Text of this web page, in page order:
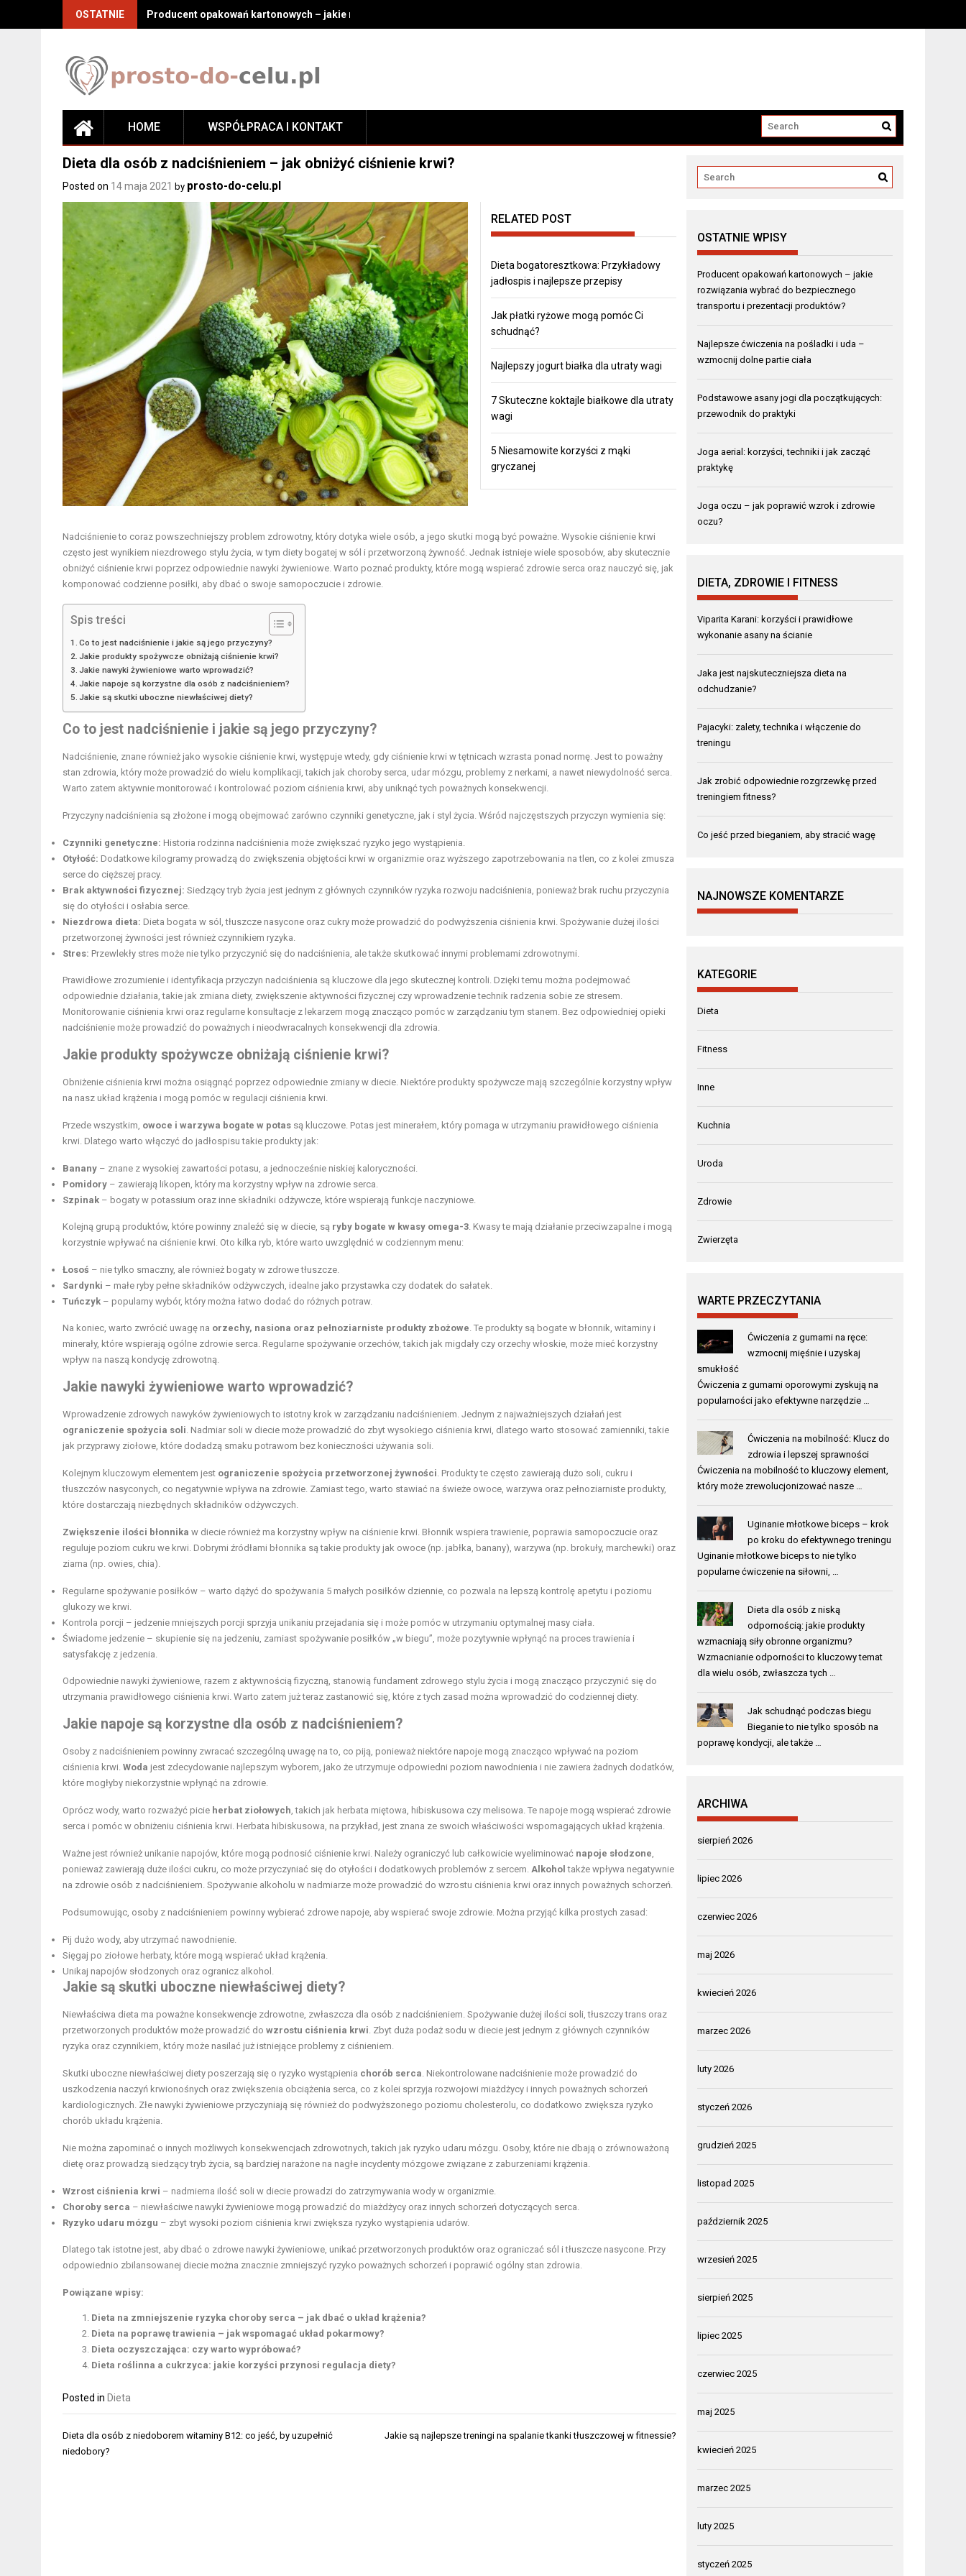
OSTATNIE Producent opakowań kartonowych – jakie rozwiązania wybrać do bezpiecznego transportu i prezentacji produktów?
HOME WSPÓŁPRACA I KONTAKT
Dieta dla osób z nadciśnieniem – jak obniżyć ciśnienie krwi?
Posted on 14 maja 2021 by prosto-do-celu.pl
RELATED POST
Dieta bogatoresztkowa: Przykładowy
jadłospis i najlepsze przepisy
Jak płatki ryżowe mogą pomóc Ci
schudnąć?
Najlepszy jogurt białka dla utraty wagi
7 Skuteczne koktajle białkowe dla utraty
wagi
5 Niesamowite korzyści z mąki
gryczanej
Nadciśnienie to coraz powszechniejszy problem zdrowotny, który dotyka wiele osób, a jego skutki mogą być poważne. Wysokie ciśnienie krwi
często jest wynikiem niezdrowego stylu życia, w tym diety bogatej w sól i przetworzoną żywność. Jednak istnieje wiele sposobów, aby skutecznie
obniżyć ciśnienie krwi poprzez odpowiednie nawyki żywieniowe. Warto poznać produkty, które mogą wspierać zdrowie serca oraz nauczyć się, jak
komponować codzienne posiłki, aby dbać o swoje samopoczucie i zdrowie.
Spis treści
Co to jest nadciśnienie i jakie są jego przyczyny?
Jakie produkty spożywcze obniżają ciśnienie krwi?
Jakie nawyki żywieniowe warto wprowadzić?
Jakie napoje są korzystne dla osób z nadciśnieniem?
Jakie są skutki uboczne niewłaściwej diety?
Co to jest nadciśnienie i jakie są jego przyczyny?
Nadciśnienie, znane również jako wysokie ciśnienie krwi, występuje wtedy, gdy ciśnienie krwi w tętnicach wzrasta ponad normę. Jest to poważny
stan zdrowia, który może prowadzić do wielu komplikacji, takich jak choroby serca, udar mózgu, problemy z nerkami, a nawet niewydolność serca.
Warto zatem aktywnie monitorować i kontrolować poziom ciśnienia krwi, aby uniknąć tych poważnych konsekwencji.
Przyczyny nadciśnienia są złożone i mogą obejmować zarówno czynniki genetyczne, jak i styl życia. Wśród najczęstszych przyczyn wymienia się:
Czynniki genetyczne: Historia rodzinna nadciśnienia może zwiększać ryzyko jego wystąpienia.
Otyłość: Dodatkowe kilogramy prowadzą do zwiększenia objętości krwi w organizmie oraz wyższego zapotrzebowania na tlen, co z kolei zmusza
serce do cięższej pracy.
Brak aktywności fizycznej: Siedzący tryb życia jest jednym z głównych czynników ryzyka rozwoju nadciśnienia, ponieważ brak ruchu przyczynia
się do otyłości i osłabia serce.
Niezdrowa dieta: Dieta bogata w sól, tłuszcze nasycone oraz cukry może prowadzić do podwyższenia ciśnienia krwi. Spożywanie dużej ilości
przetworzonej żywności jest również czynnikiem ryzyka.
Stres: Przewlekły stres może nie tylko przyczynić się do nadciśnienia, ale także skutkować innymi problemami zdrowotnymi.
Prawidłowe zrozumienie i identyfikacja przyczyn nadciśnienia są kluczowe dla jego skutecznej kontroli. Dzięki temu można podejmować
odpowiednie działania, takie jak zmiana diety, zwiększenie aktywności fizycznej czy wprowadzenie technik radzenia sobie ze stresem.
Monitorowanie ciśnienia krwi oraz regularne konsultacje z lekarzem mogą znacząco pomóc w zarządzaniu tym stanem. Bez odpowiedniej opieki
nadciśnienie może prowadzić do poważnych i nieodwracalnych konsekwencji dla zdrowia.
Jakie produkty spożywcze obniżają ciśnienie krwi?
Obniżenie ciśnienia krwi można osiągnąć poprzez odpowiednie zmiany w diecie. Niektóre produkty spożywcze mają szczególnie korzystny wpływ
na nasz układ krążenia i mogą pomóc w regulacji ciśnienia krwi.
Przede wszystkim, owoce i warzywa bogate w potas są kluczowe. Potas jest minerałem, który pomaga w utrzymaniu prawidłowego ciśnienia
krwi. Dlatego warto włączyć do jadłospisu takie produkty jak:
Banany – znane z wysokiej zawartości potasu, a jednocześnie niskiej kaloryczności.
Pomidory – zawierają likopen, który ma korzystny wpływ na zdrowie serca.
Szpinak – bogaty w potassium oraz inne składniki odżywcze, które wspierają funkcje naczyniowe.
Kolejną grupą produktów, które powinny znaleźć się w diecie, są ryby bogate w kwasy omega-3 . Kwasy te mają działanie przeciwzapalne i mogą
korzystnie wpływać na ciśnienie krwi. Oto kilka ryb, które warto uwzględnić w codziennym menu:
Łosoś – nie tylko smaczny, ale również bogaty w zdrowe tłuszcze.
Sardynki – małe ryby pełne składników odżywczych, idealne jako przystawka czy dodatek do sałatek.
Tuńczyk – popularny wybór, który można łatwo dodać do różnych potraw.
Na koniec, warto zwrócić uwagę na orzechy, nasiona oraz pełnoziarniste produkty zbożowe . Te produkty są bogate w błonnik, witaminy i
minerały, które wspierają ogólne zdrowie serca. Regularne spożywanie orzechów, takich jak migdały czy orzechy włoskie, może mieć korzystny
wpływ na naszą kondycję zdrowotną.
Jakie nawyki żywieniowe warto wprowadzić?
Wprowadzenie zdrowych nawyków żywieniowych to istotny krok w zarządzaniu nadciśnieniem. Jednym z najważniejszych działań jest
ograniczenie spożycia soli . Nadmiar soli w diecie może prowadzić do zbyt wysokiego ciśnienia krwi, dlatego warto stosować zamienniki, takie
jak przyprawy ziołowe, które dodadzą smaku potrawom bez konieczności używania soli.
Kolejnym kluczowym elementem jest ograniczenie spożycia przetworzonej żywności . Produkty te często zawierają dużo soli, cukru i
tłuszczów nasyconych, co negatywnie wpływa na zdrowie. Zamiast tego, warto stawiać na świeże owoce, warzywa oraz pełnoziarniste produkty,
które dostarczają niezbędnych składników odżywczych.
Zwiększenie ilości błonnika w diecie również ma korzystny wpływ na ciśnienie krwi. Błonnik wspiera trawienie, poprawia samopoczucie oraz
reguluje poziom cukru we krwi. Dobrymi źródłami błonnika są takie produkty jak owoce (np. jabłka, banany), warzywa (np. brokuły, marchewki) oraz
ziarna (np. owies, chia).
Regularne spożywanie posiłków – warto dążyć do spożywania 5 małych posiłków dziennie, co pozwala na lepszą kontrolę apetytu i poziomu
glukozy we krwi.
Kontrola porcji – jedzenie mniejszych porcji sprzyja unikaniu przejadania się i może pomóc w utrzymaniu optymalnej masy ciała.
Świadome jedzenie – skupienie się na jedzeniu, zamiast spożywanie posiłków „w biegu”, może pozytywnie wpłynąć na proces trawienia i
satysfakcję z jedzenia.
Odpowiednie nawyki żywieniowe, razem z aktywnością fizyczną, stanowią fundament zdrowego stylu życia i mogą znacząco przyczynić się do
utrzymania prawidłowego ciśnienia krwi. Warto zatem już teraz zastanowić się, które z tych zasad można wprowadzić do codziennej diety.
Jakie napoje są korzystne dla osób z nadciśnieniem?
Osoby z nadciśnieniem powinny zwracać szczególną uwagę na to, co piją, ponieważ niektóre napoje mogą znacząco wpływać na poziom
ciśnienia krwi. Woda jest zdecydowanie najlepszym wyborem, jako że utrzymuje odpowiedni poziom nawodnienia i nie zawiera żadnych dodatków,
które mogłyby niekorzystnie wpłynąć na zdrowie.
Oprócz wody, warto rozważyć picie herbat ziołowych , takich jak herbata miętowa, hibiskusowa czy melisowa. Te napoje mogą wspierać zdrowie
serca i pomóc w obniżeniu ciśnienia krwi. Herbata hibiskusowa, na przykład, jest znana ze swoich właściwości wspomagających układ krążenia.
Ważne jest również unikanie napojów, które mogą podnosić ciśnienie krwi. Należy ograniczyć lub całkowicie wyeliminować napoje słodzone
ponieważ zawierają duże ilości cukru, co może przyczyniać się do otyłości i dodatkowych problemów z sercem. Alkohol także wpływa negatywnie
na zdrowie osób z nadciśnieniem. Spożywanie alkoholu w nadmiarze może prowadzić do wzrostu ciśnienia krwi oraz innych poważnych schorzeń.
Podsumowując, osoby z nadciśnieniem powinny wybierać zdrowe napoje, aby wspierać swoje zdrowie. Można przyjąć kilka prostych zasad:
Pij dużo wody, aby utrzymać nawodnienie.
Sięgaj po ziołowe herbaty, które mogą wspierać układ krążenia.
Unikaj napojów słodzonych oraz ogranicz alkohol.
Jakie są skutki uboczne niewłaściwej diety?
Niewłaściwa dieta ma poważne konsekwencje zdrowotne, zwłaszcza dla osób z nadciśnieniem. Spożywanie dużej ilości soli, tłuszczy trans oraz
przetworzonych produktów może prowadzić do wzrostu ciśnienia krwi . Zbyt duża podaż sodu w diecie jest jednym z głównych czynników
ryzyka oraz czynnikiem, który może nasilać już istniejące problemy z ciśnieniem.
Skutki uboczne niewłaściwej diety poszerzają się o ryzyko wystąpienia chorób serca . Niekontrolowane nadciśnienie może prowadzić do
uszkodzenia naczyń krwionośnych oraz zwiększenia obciążenia serca, co z kolei sprzyja rozwojowi miażdżycy i innych poważnych schorzeń
kardiologicznych. Złe nawyki żywieniowe przyczyniają się również do podwyższonego poziomu cholesterolu, co dodatkowo zwiększa ryzyko
chorób układu krążenia.
Nie można zapominać o innych możliwych konsekwencjach zdrowotnych, takich jak ryzyko udaru mózgu. Osoby, które nie dbają o zrównoważoną
dietę oraz prowadzą siedzący tryb życia, są bardziej narażone na nagłe incydenty mózgowe związane z zaburzeniami krążenia.
Wzrost ciśnienia krwi – nadmierna ilość soli w diecie prowadzi do zatrzymywania wody w organizmie.
Choroby serca – niewłaściwe nawyki żywieniowe mogą prowadzić do miażdżycy oraz innych schorzeń dotyczących serca.
Ryzyko udaru mózgu – zbyt wysoki poziom ciśnienia krwi zwiększa ryzyko wystąpienia udarów.
Dlatego tak istotne jest, aby dbać o zdrowe nawyki żywieniowe, unikać przetworzonych produktów oraz ograniczać sól i tłuszcze nasycone. Przy
odpowiednio zbilansowanej diecie można znacznie zmniejszyć ryzyko poważnych schorzeń i poprawić ogólny stan zdrowia.
Powiązane wpisy:
Dieta na zmniejszenie ryzyka choroby serca – jak dbać o układ krążenia?
Dieta na poprawę trawienia – jak wspomagać układ pokarmowy?
Dieta oczyszczająca: czy warto wypróbować?
Dieta roślinna a cukrzyca: jakie korzyści przynosi regulacja diety?
Posted in Dieta
Nawigacja
wpisu
Dieta dla osób z niedoborem witaminy B12: co jeść, by uzupełnić
niedobory?
Jakie są najlepsze treningi na spalanie tkanki tłuszczowej w fitnessie?
OSTATNIE WPISY
Producent opakowań kartonowych – jakie
rozwiązania wybrać do bezpiecznego
transportu i prezentacji produktów?
Najlepsze ćwiczenia na pośladki i uda –
wzmocnij dolne partie ciała
Podstawowe asany jogi dla początkujących:
przewodnik do praktyki
Joga aerial: korzyści, techniki i jak zacząć
praktykę
Joga oczu – jak poprawić wzrok i zdrowie
oczu?
DIETA, ZDROWIE I FITNESS
Viparita Karani: korzyści i prawidłowe
wykonanie asany na ścianie
Jaka jest najskuteczniejsza dieta na
odchudzanie?
Pajacyki: zalety, technika i włączenie do
treningu
Jak zrobić odpowiednie rozgrzewkę przed
treningiem fitness?
Co jeść przed bieganiem, aby stracić wagę
NAJNOWSZE KOMENTARZE
KATEGORIE
Dieta
Fitness
Inne
Kuchnia
Uroda
Zdrowie
Zwierzęta
WARTE PRZECZYTANIA
Ćwiczenia z gumami na ręce:
wzmocnij mięśnie i uzyskaj
smukłość
Ćwiczenia z gumami oporowymi zyskują na
popularności jako efektywne narzędzie …
Ćwiczenia na mobilność: Klucz do
zdrowia i lepszej sprawności
Ćwiczenia na mobilność to kluczowy element,
który może zrewolucjonizować nasze …
Uginanie młotkowe biceps – krok
po kroku do efektywnego treningu
Uginanie młotkowe biceps to nie tylko
popularne ćwiczenie na siłowni, …
Dieta dla osób z niską
odpornością: jakie produkty
wzmacniają siły obronne organizmu?
Wzmacnianie odporności to kluczowy temat
dla wielu osób, zwłaszcza tych …
Jak schudnąć podczas biegu
Bieganie to nie tylko sposób na
poprawę kondycji, ale także …
ARCHIWA
sierpień 2026
lipiec 2026
czerwiec 2026
maj 2026
kwiecień 2026
marzec 2026
luty 2026
styczeń 2026
grudzień 2025
listopad 2025
październik 2025
wrzesień 2025
sierpień 2025
lipiec 2025
czerwiec 2025
maj 2025
kwiecień 2025
marzec 2025
luty 2025
styczeń 2025